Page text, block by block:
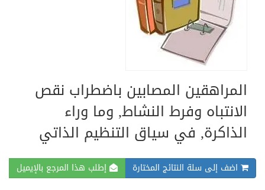
المراهقين المصابين باضطراب نقص
الانتباه وفرط النشاط, وما وراء
الذاكرة, في سياق التنظيم الذاتي
اضف إلى سلة النتائج المختارة إطلب هذا المرجع بالإيميل